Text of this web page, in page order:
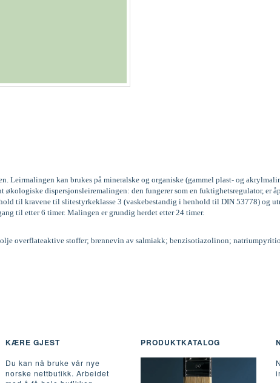
Leirmalingen kan brukes på mineralske og organiske (gammel plast- og
dispersjonsleiremalingen: den fungerer som en fuktighetsregulator, er
til kravene til slitestyrkeklasse 3 (vaskebestandig i henhold til DIN 53778) og
til etter 6 timer. Malingen er grundig herdet etter 24 timer.
overflateaktive stoffer; brennevin av salmiakk; benzisotiazolinon;
KÆRE GJEST
Du kan nå bruke vår nye
norske nettbutikk. Arbeidet
PRODUKTKATALOG